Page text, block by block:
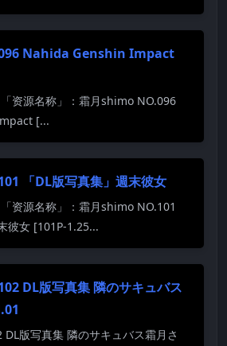
Nahida Genshin Impact
资源名称」：霜月shimo NO.096
[...
「DL版写真集」週末彼女
资源名称」：霜月shimo NO.101
彼女 [101P-1.25...
DL版写真集 隣のサキュバス
版写真集 隣のサキュバス霜月さ